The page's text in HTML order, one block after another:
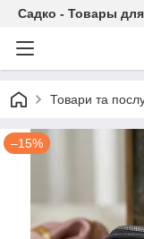
Садко - Товары
Товари та
–15%